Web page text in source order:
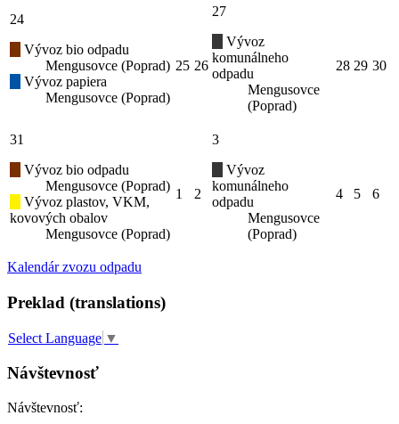
24
Vývoz bio odpadu
Mengusovce (Poprad)
Vývoz papiera
Mengusovce (Poprad)
25 26
27
Vývoz
komunálneho
odpadu
Mengusovce
(Poprad)
28 29 30
31
Vývoz bio odpadu
Mengusovce (Poprad)
Vývoz plastov, VKM,
kovových obalov
Mengusovce (Poprad)
1 2
3
Vývoz
komunálneho
odpadu
Mengusovce
(Poprad)
4 5 6
Kalendár zvozu odpadu
Preklad (translations)
Select Language ▼
Návštevnosť
Návštevnosť: